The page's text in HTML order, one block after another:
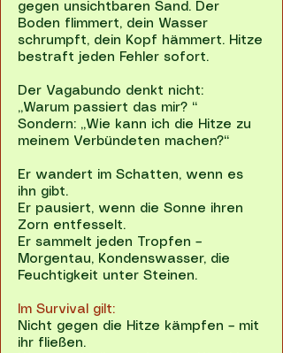
gegen unsichtbaren Sand. Der
Boden flimmert, dein Wasser
schrumpft, dein Kopf hämmert. Hitze
bestraft jeden Fehler sofort.
Der Vagabundo denkt nicht:
„Warum passiert das mir? “
Sondern: „Wie kann ich die Hitze zu
meinem Verbündeten machen?“
Er wandert im Schatten, wenn es
ihn gibt.
Er pausiert, wenn die Sonne ihren
Zorn entfesselt.
Er sammelt jeden Tropfen –
Morgentau, Kondenswasser, die
Feuchtigkeit unter Steinen.
Im Survival gilt:
Nicht gegen die Hitze kämpfen – mit
ihr fließen.